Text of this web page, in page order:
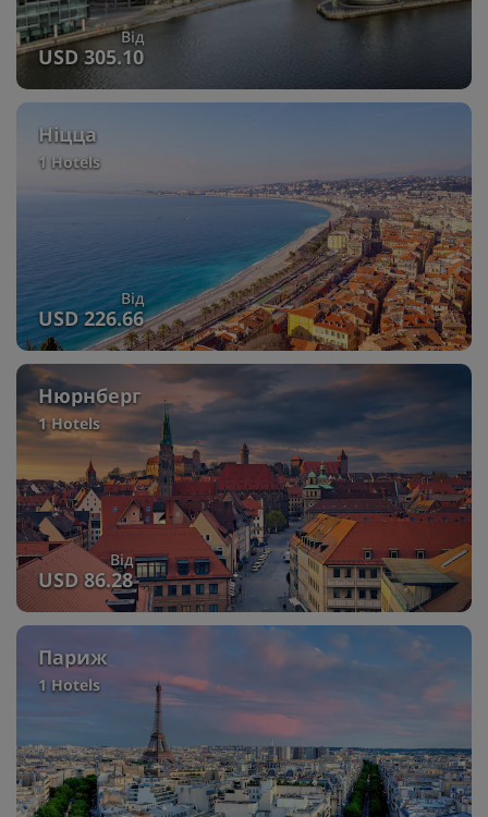
Від
USD 305.10
Ніцца
1 Hotels
Від
USD 226.66
Нюрнберг
1 Hotels
Від
USD 86.28
Париж
1 Hotels